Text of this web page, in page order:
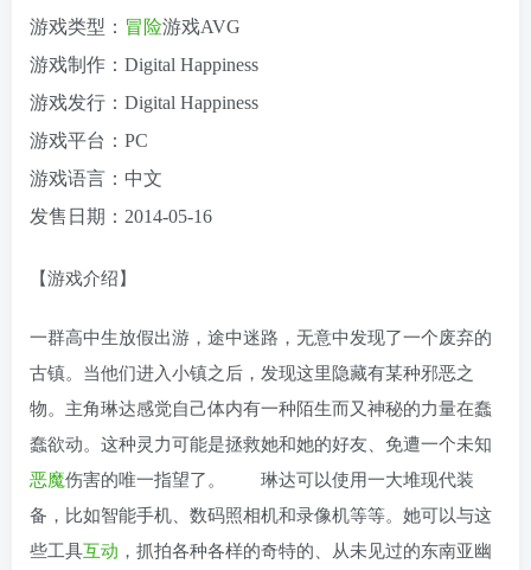
游戏类型： 冒险游戏AVG
游戏制作：Digital Happiness
游戏发行：Digital Happiness
游戏平台：PC
游戏语言：中文
发售日期：2014-05-16
【游戏介绍】
一群高中生放假出游，途中迷路，无意中发现了一个废弃的
古镇。当他们进入小镇之后，发现这里隐藏有某种邪恶之
物。主角琳达感觉自己体内有一种陌生而又神秘的力量在蠢
蠢欲动。这种灵力可能是拯救她和她的好友、免遭一个未知
恶魔伤害的唯一指望了。 琳达可以使用一大堆现代装
备，比如智能手机、数码照相机和录像机等等。她可以与这
些工具互动 ，抓拍各种各样的奇特的、从未见过的东南亚幽